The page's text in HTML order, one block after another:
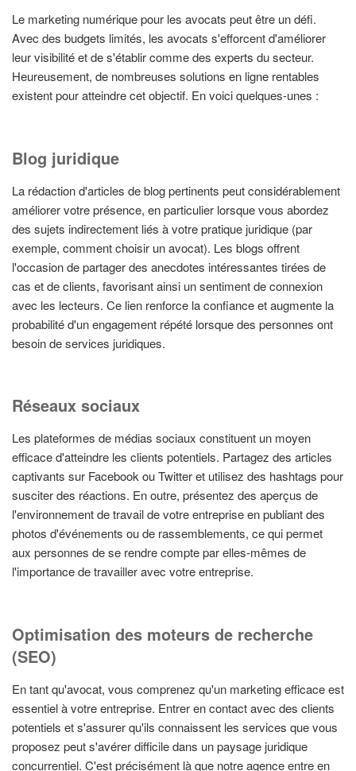
Le marketing numérique pour les avocats peut être un défi.
Avec des budgets limités, les avocats s'efforcent d'améliorer
leur visibilité et de s'établir comme des experts du secteur.
Heureusement, de nombreuses solutions en ligne rentables
existent pour atteindre cet objectif. En voici quelques-unes :
Blog juridique
La rédaction d'articles de blog pertinents peut considérablement
améliorer votre présence, en particulier lorsque vous abordez
des sujets indirectement liés à votre pratique juridique (par
exemple, comment choisir un avocat). Les blogs offrent
l'occasion de partager des anecdotes intéressantes tirées de
cas et de clients, favorisant ainsi un sentiment de connexion
avec les lecteurs. Ce lien renforce la confiance et augmente la
probabilité d'un engagement répété lorsque des personnes ont
besoin de services juridiques.
Réseaux sociaux
Les plateformes de médias sociaux constituent un moyen
efficace d'atteindre les clients potentiels. Partagez des articles
captivants sur Facebook ou Twitter et utilisez des hashtags pour
susciter des réactions. En outre, présentez des aperçus de
l'environnement de travail de votre entreprise en publiant des
photos d'événements ou de rassemblements, ce qui permet
aux personnes de se rendre compte par elles-mêmes de
l'importance de travailler avec votre entreprise.
Optimisation des moteurs de recherche
(SEO)
En tant qu'avocat, vous comprenez qu'un marketing efficace est
essentiel à votre entreprise. Entrer en contact avec des clients
potentiels et s'assurer qu'ils connaissent les services que vous
proposez peut s'avérer difficile dans un paysage juridique
concurrentiel. C'est précisément là que notre agence entre en